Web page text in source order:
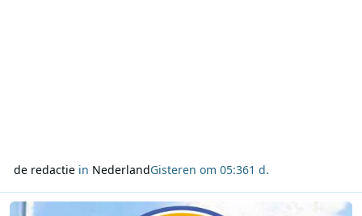
de redactiein NederlandGisteren om 05:361 d.
Lees meer over Offshore and More op 192 Radio staat stil bij